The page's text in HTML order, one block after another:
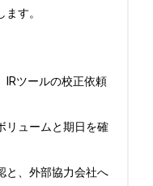
す。
IRツールの校正依頼
リュームと期日を確
と、外部協力会社へ